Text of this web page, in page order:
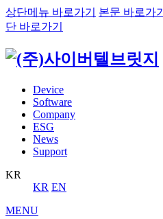
상단메뉴 바로가기 본문 바로가기
단 바로가기
Device
Software
Company
ESG
News
Support
KR
KR EN
MENU